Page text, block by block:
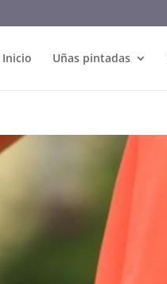
Inicio Uñas pintadas